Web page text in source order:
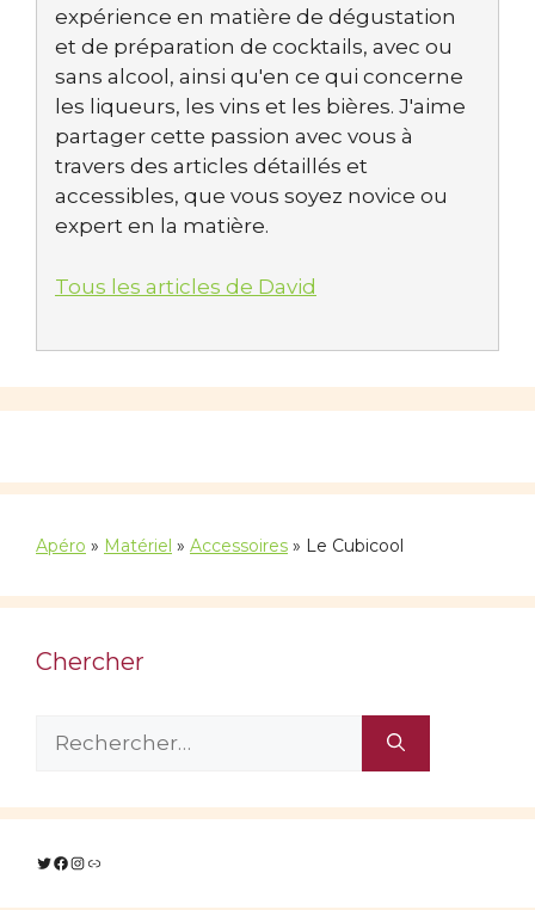
expérience en matière de dégustation
et de préparation de cocktails, avec ou
sans alcool, ainsi qu'en ce qui concerne
les liqueurs, les vins et les bières. J'aime
partager cette passion avec vous à
travers des articles détaillés et
accessibles, que vous soyez novice ou
expert en la matière.
Tous les articles de David
Apéro » Matériel » Accessoires » Le Cubicool
Chercher
Rechercher :
Twitter
Facebook
Instagram
Lien